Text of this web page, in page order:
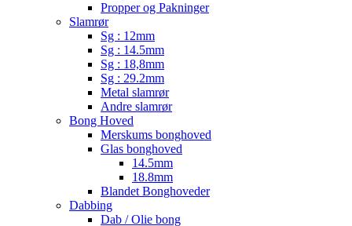
Propper og Pakninger
Slamrør
Sg : 12mm
Sg : 14.5mm
Sg : 18,8mm
Sg : 29.2mm
Metal slamrør
Andre slamrør
Bong Hoved
Merskums bonghoved
Glas bonghoved
14.5mm
18.8mm
Blandet Bonghoveder
Dabbing
Dab / Olie bong